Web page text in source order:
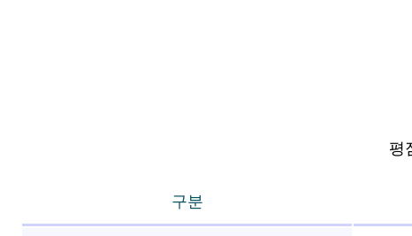
평
구분